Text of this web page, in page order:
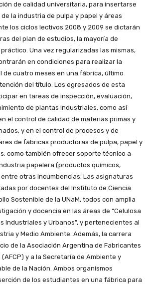
de calidad universitaria, para insertarse
la industria de pulpa y papel y áreas
los ciclos lectivos 2008 y 2009 se dictarán
del plan de estudios, la mayoría de
Una vez regularizadas las mismas,
en condiciones para realizar la
cuatro meses en una fábrica, último
del título. Los egresados de esta
en tareas de inspección, evaluación,
de plantas industriales, como así
el control de calidad de materias primas y
y en el control de procesos y de
de fábricas productoras de pulpa, papel y
como también ofrecer soporte técnico a
papelera (productos químicos,
otras incumbencias. Las asignaturas
por docentes del Instituto de Ciencia
Sostenible de la UNaM, todos con amplia
y docencia en las áreas de “Celulosa
Industriales y Urbanos”, y pertenecientes al
y Medio Ambiente. Además, la carrera
de la Asociación Argentina de Fabricantes
y a la Secretaría de Ambiente y
de la Nación. Ambos organismos
de los estudiantes en una fábrica para